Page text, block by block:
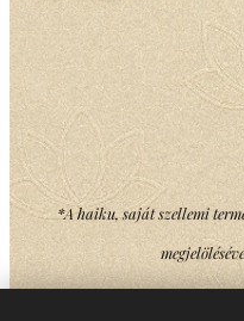
*A haiku, saját szellemi